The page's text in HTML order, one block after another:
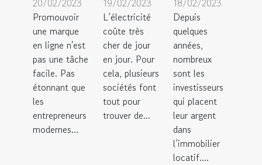
Promouvoir
une marque
en ligne n'est
pas une tâche
facile. Pas
étonnant que
les
entrepreneurs
modernes...
L’électricité
coûte très
cher de jour
en jour. Pour
cela, plusieurs
sociétés font
tout pour
trouver de...
Depuis
quelques
années,
nombreux
sont les
investisseurs
qui placent
leur argent
dans
l’immobilier
locatif....